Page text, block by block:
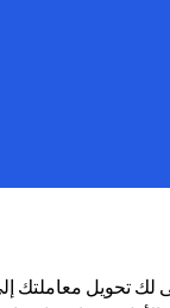
لك تحويل معاملتك